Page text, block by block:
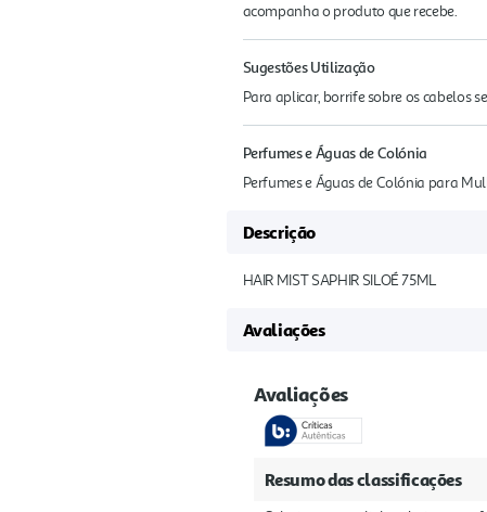
acompanha o produto que recebe.
Sugestões Utilização
Para aplicar, borrife sobre os cabelos
Perfumes e Águas de Colónia
Perfumes e Águas de Colónia para
Descrição
HAIR MIST SAPHIR SILOÉ 75ML
Avaliações